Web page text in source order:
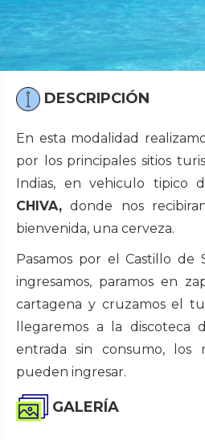
DESCRIPCIÓN
En esta modalidad
por los principales sitios
Indias, en vehiculo tipico
CHIVA, donde nos
bienvenida, una cerveza.
Pasamos por el Castillo de
ingresamos, paramos en
cartagena y cruzamos el
llegaremos a la discoteca
entrada sin consumo, los
pueden ingresar.
GALERÍA